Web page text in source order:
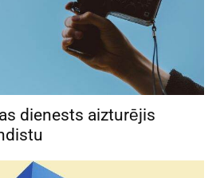
dienests aizturējis